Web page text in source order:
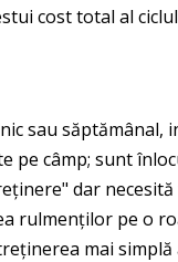
cost total al
sau săptămânal,
pe câmp; sunt
dar
rulmenților pe o
mai simplă